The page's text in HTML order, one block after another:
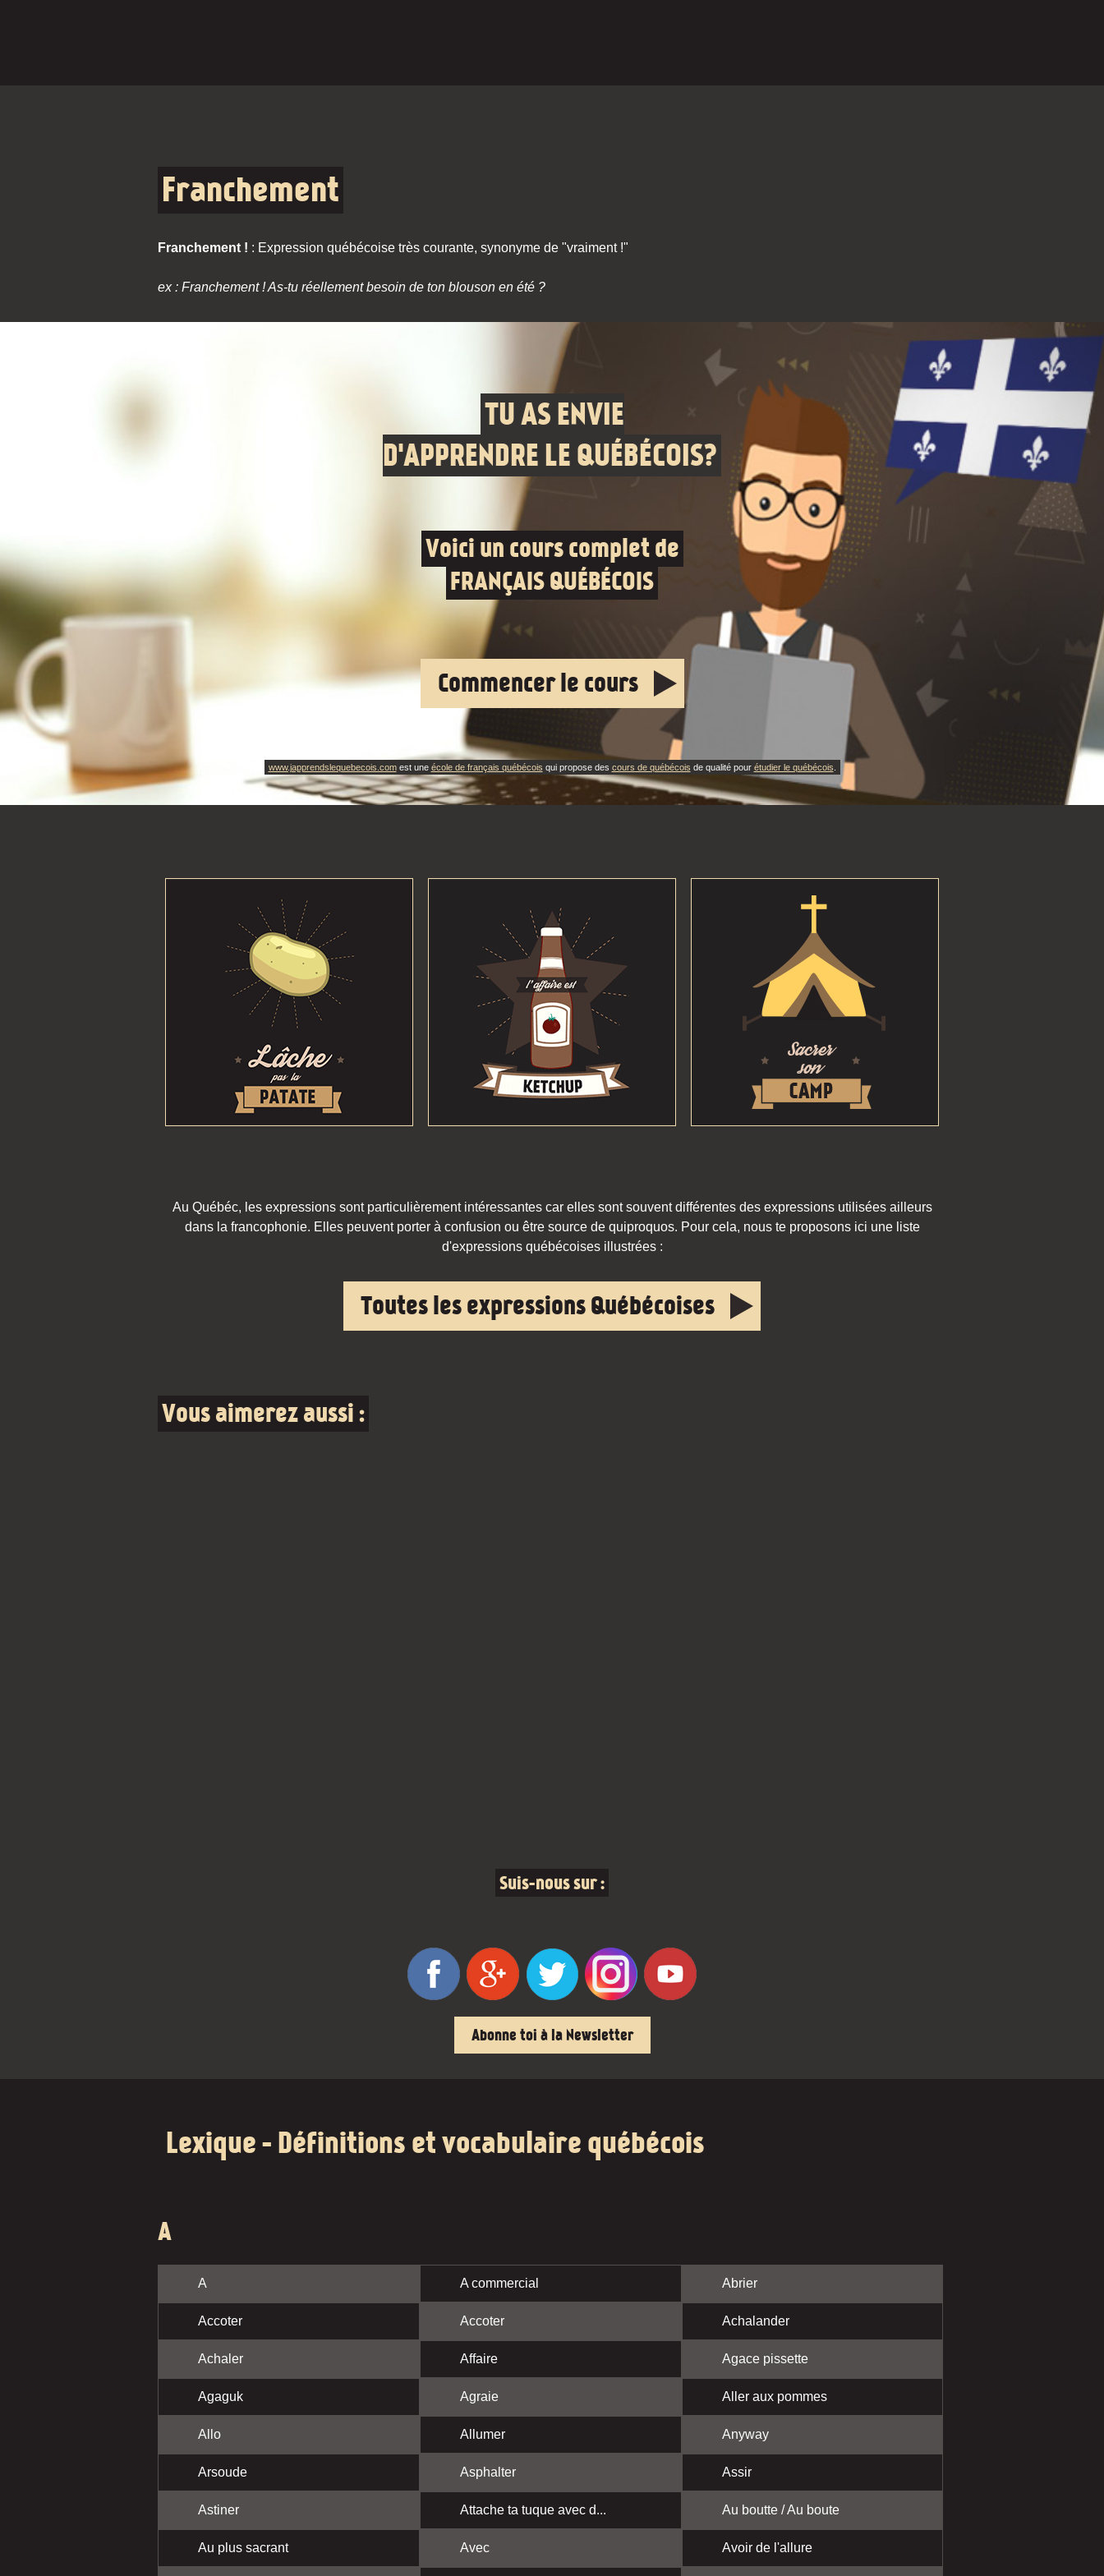
Franchement
Franchement ! : Expression québécoise très courante, synonyme de "vraiment !"
ex : Franchement ! As-tu réellement besoin de ton blouson en été ?
TU AS ENVIE
D'APPRENDRE LE QUÉBÉCOIS?
Voici un cours complet de
FRANÇAIS QUÉBÉCOIS
Commencer le cours
www.japprendslequebecois.comest une école de français québécois qui propose des cours de québécois de qualité pour étudier le québécois
Au Québéc, les expressions sont particulièrement intéressantes car elles sont souvent différentes des expressions utilisées ailleurs
dans la francophonie. Elles peuvent porter à confusion ou être source de quiproquos. Pour cela, nous te proposons ici une liste
d'expressions québécoises illustrées :
Toutes les expressions Québécoises
Vous aimerez aussi :
Suis-nous sur :
Abonne toi à la Newsletter
Lexique - Définitions et vocabulaire québécois
A
A A commercial Abrier
Accoter Accoter Achalander
Achaler Affaire Agace pissette
Agaguk Agraie Aller aux pommes
Allo Allumer Anyway
Arsoude Asphalter Assir
Astiner Attache ta tuque avec d... Au boutte / Au boute
Au plus sacrant Avec Avoir de l'allure